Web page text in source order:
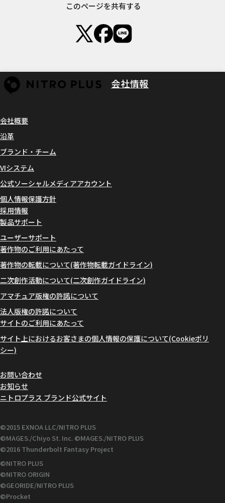
このページを共有する
会社情報
会社概要
沿革
ブランド・チーム
VIシステム
公式ソーシャルメディアアカウント
個人情報保護方針
採用情報
製品サポート
ユーザーサポート
著作物のご利用にあたって
著作物の転載について(著作物転載ガイドライン)
二次創作活動について(二次創作ガイドライン)
アマチュア版権の許諾について
法人版権の許諾について
サイトのご利用にあたって
サイト上におけるお客さまの個人情報の保護について(Cookieポリ
シー)
お問い合わせ
お知らせ
ニトロプラス ブランド公式サイト
©2015 EXNOA LLC/NITRO PLUS
©MAGES./Chiyo St. Inc. ©MAGES./NITRO PLUS
©2016 Thunderbolt Fantasy Project
©NITRO PLUS
©NITRO ORIGIN
©GEORIDE/NITRO PLUS
©Procket